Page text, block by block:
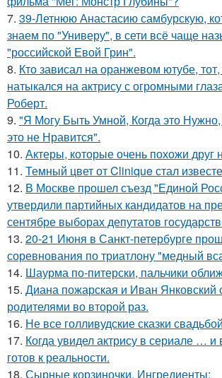
7. 39-Летнюю Анастасию самбурскую,
знаем по "Универу", в сети всё чаще
"российской Евой Грин".
8. Кто зависал на оранжевом ютубе,
натыкался на актрису с огромными
Роберт.
9. "Я Могу Быть Умной, Когда это
это не Нравится".
10. Актеры, которые очень похожи друг
11. Темный цвет от Clinique стал
12. В Москве прошел съезд "Единой
утвердили партийных кандидатов на
сентябре выборах депутатов
13. 20-21 Июня в Санкт-петербурге
соревнования по триатлону "медный
14. Шаурма по-питерски, пальчики
15. Диана пожарская и Иван Янковский
родителями во второй раз.
16. Не все голливудские сказки
17. Когда увидел актрису в сериале …
готов к реальности.
18. Сырные корзиночки. Ингредиенты: